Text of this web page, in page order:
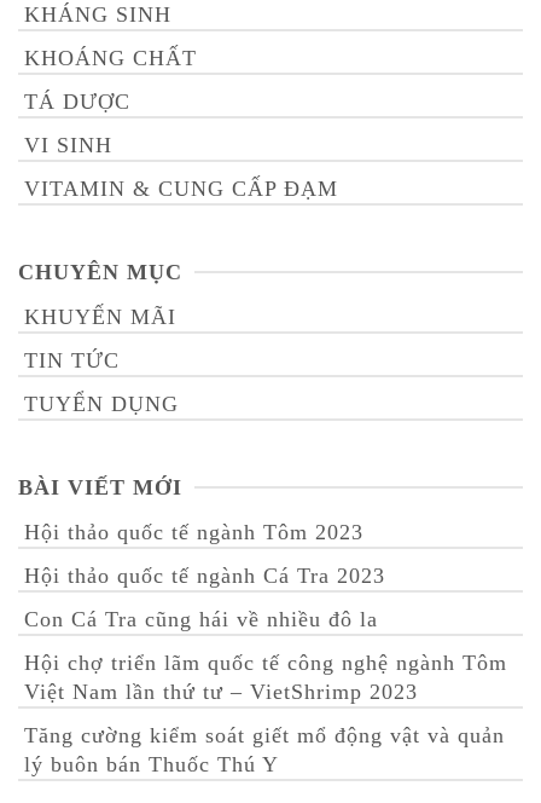
KHÁNG SINH
KHOÁNG CHẤT
TÁ DƯỢC
VI SINH
VITAMIN & CUNG CẤP ĐẠM
CHUYÊN MỤC
KHUYẾN MÃI
TIN TỨC
TUYỂN DỤNG
BÀI VIẾT MỚI
Hội thảo quốc tế ngành Tôm 2023
Hội thảo quốc tế ngành Cá Tra 2023
Con Cá Tra cũng hái về nhiều đô la
Hội chợ triển lãm quốc tế công nghệ ngành Tôm
Việt Nam lần thứ tư – VietShrimp 2023
Tăng cường kiểm soát giết mổ động vật và quản
lý buôn bán Thuốc Thú Y